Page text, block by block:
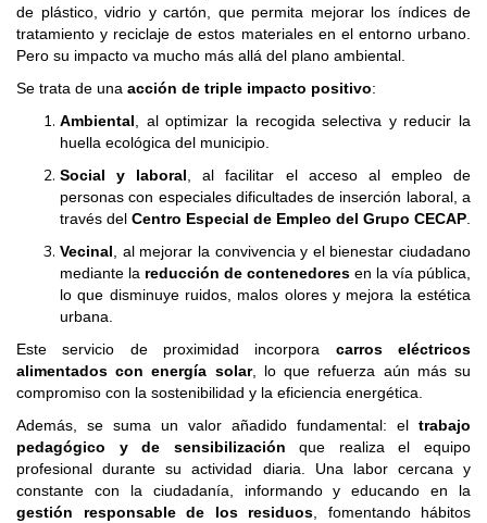
de plástico, vidrio y cartón, que permita mejorar los índices de
tratamiento y reciclaje de estos materiales en el entorno urbano.
Pero su impacto va mucho más allá del plano ambiental.
Se trata de una acción de triple impacto positivo:
Ambiental , al optimizar la recogida selectiva y reducir la
huella ecológica del municipio.
Social y laboral , al facilitar el acceso al empleo de
personas con especiales dificultades de inserción laboral, a
través del Centro Especial de Empleo del Grupo CECAP
Vecinal , al mejorar la convivencia y el bienestar ciudadano
mediante la reducción de contenedores en la vía pública,
lo que disminuye ruidos, malos olores y mejora la estética
urbana.
Este servicio de proximidad incorpora carros eléctricos
alimentados con energía solar, lo que refuerza aún más su
compromiso con la sostenibilidad y la eficiencia energética.
Además, se suma un valor añadido fundamental: el trabajo
pedagógico y de sensibilización que realiza el equipo
profesional durante su actividad diaria. Una labor cercana y
constante con la ciudadanía, informando y educando en la
gestión responsable de los residuos , fomentando hábitos